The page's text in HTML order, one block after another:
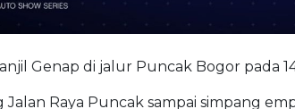
Genap di jalur Puncak Bogor pada
Jalan Raya Puncak sampai simpang